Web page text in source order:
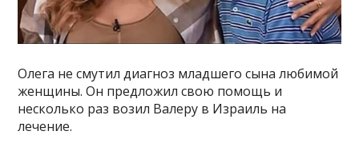
Олега не смутил диагноз младшего сына любимой
женщины. Он предложил свою помощь и
несколько раз возил Валеру в Израиль на
лечение.